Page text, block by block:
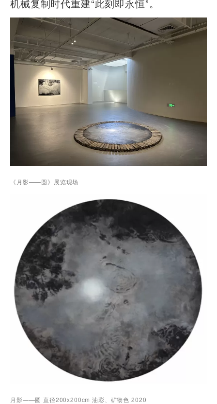
机械复制时代重建“此刻即永恒”。
《月影——圆》展览现场
月影——圆 直径200x200cm 油彩、矿物色 2020